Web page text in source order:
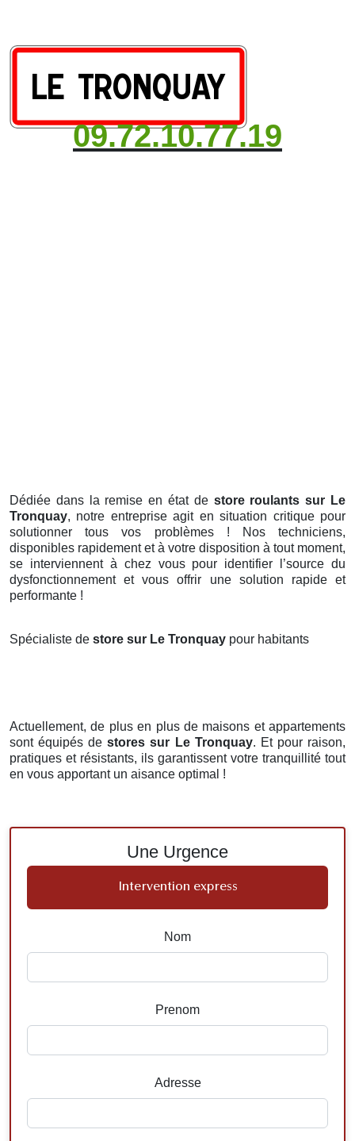
09.72.10.77.19
Dédiée dans la remise en état de store roulants sur Le
Tronquay, notre entreprise agit en situation critique pour
solutionner tous vos problèmes ! Nos techniciens,
disponibles rapidement et à votre disposition à tout moment,
se interviennent à chez vous pour identifier l’source du
dysfonctionnement et vous offrir une solution rapide et
performante !
Spécialiste de store sur Le Tronquay pour habitants
Actuellement, de plus en plus de maisons et appartements
sont équipés destores sur Le Tronquay. Et pour raison,
pratiques et résistants, ils garantissent votre tranquillité tout
en vous apportant un aisance optimal !
Une Urgence
Intervention express
Nom
Prenom
Adresse